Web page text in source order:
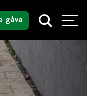
gåva